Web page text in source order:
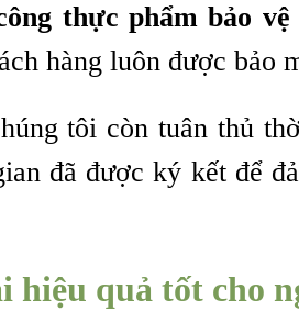
thực phẩm bảo
hàng luôn được bảo
tôi còn tuân thủ
đã được ký kết để
hiệu quả tốt cho